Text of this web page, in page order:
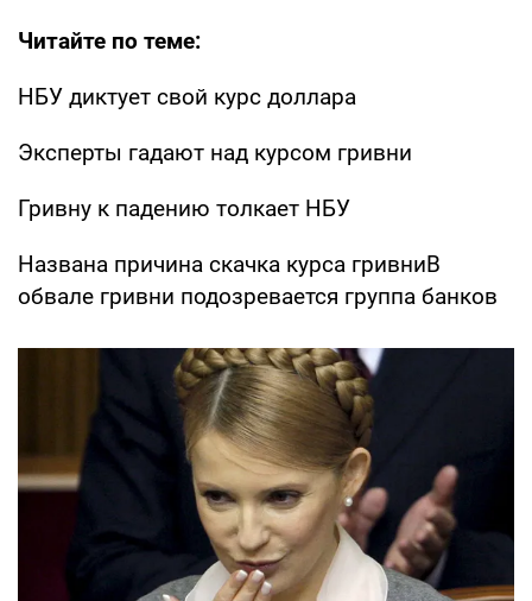
Читайте по теме:
НБУ диктует свой курс доллара
Эксперты гадают над курсом гривни
Гривну к падению толкает НБУ
Названа причина скачка курса гривниВ
обвале гривни подозревается группа банков